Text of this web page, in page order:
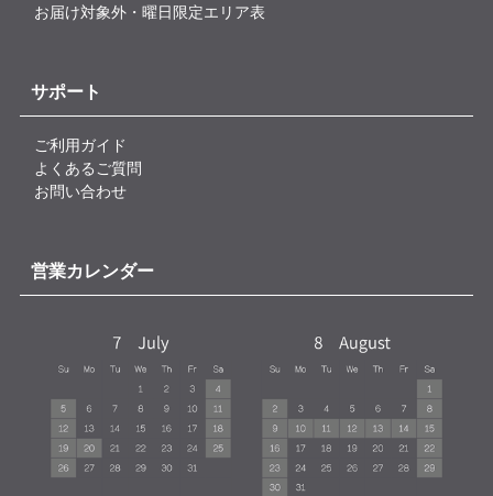
お届け対象外・曜日限定エリア表
サポート
ご利用ガイド
よくあるご質問
お問い合わせ
営業カレンダー